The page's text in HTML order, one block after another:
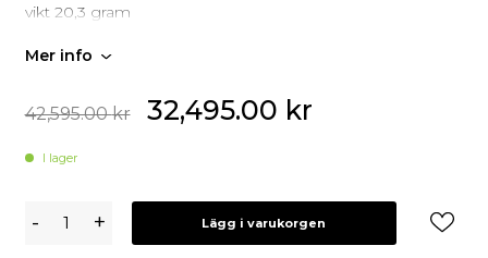
vikt 20,3 gram
genomgått en fullständig kontroll och rengöring.
Mer info
42,595.00kr 32,495.00 kr
I lager
- + Lägg i varukorgen